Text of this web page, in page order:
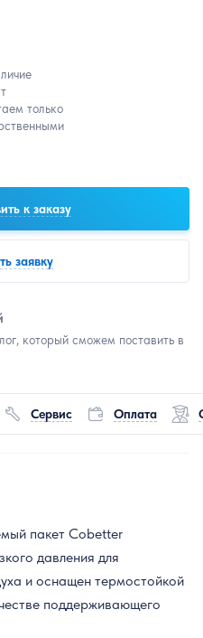
только
к заказу
заявку
который сможем поставить в
Сервис Оплата
пакет Cobetter
давления для
и оснащен термостойкой
поддерживающего